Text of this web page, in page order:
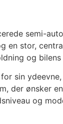
semi-
en stor,
og
sin
der ønsker
og